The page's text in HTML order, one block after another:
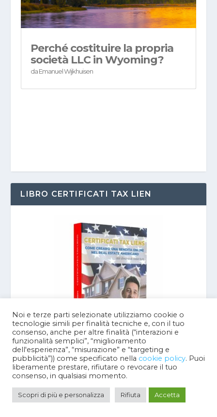
Perché costituire la propria
società LLC in Wyoming?
daEmanuel Wijkhuisen
LIBRO CERTIFICATI TAX LIEN
LIBRO TAX DEEDS
Noi e terze parti selezionate utilizziamo cookie o
tecnologie simili per finalità tecniche e, con il tuo
consenso, anche per altre finalità (“interazioni e
funzionalità semplici”, “miglioramento
dell'esperienza”, “misurazione” e “targeting e
pubblicità”)) come specificato nella cookie policy. Puoi
liberamente prestare, rifiutare o revocare il tuo
consenso, in qualsiasi momento.
Scopri di più e personalizza Rifiuta Accetta